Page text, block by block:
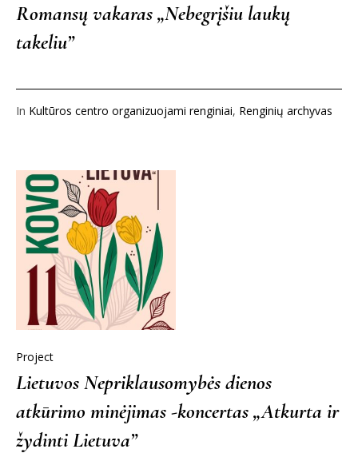
Romansų vakaras „Nebegrįšiu laukų
takeliu”
In Kultūros centro organizuojami renginiai, Renginių archyvas
Project
Lietuvos Nepriklausomybės dienos
atkūrimo minėjimas -koncertas „Atkurta ir
žydinti Lietuva”